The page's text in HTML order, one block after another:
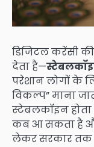
डिजिटल करेंसी
देता है—
परेशान लोगों के
विकल्प” माना
स्टेबलकॉइन
कब आ सकता है
लेकर सरकार तक